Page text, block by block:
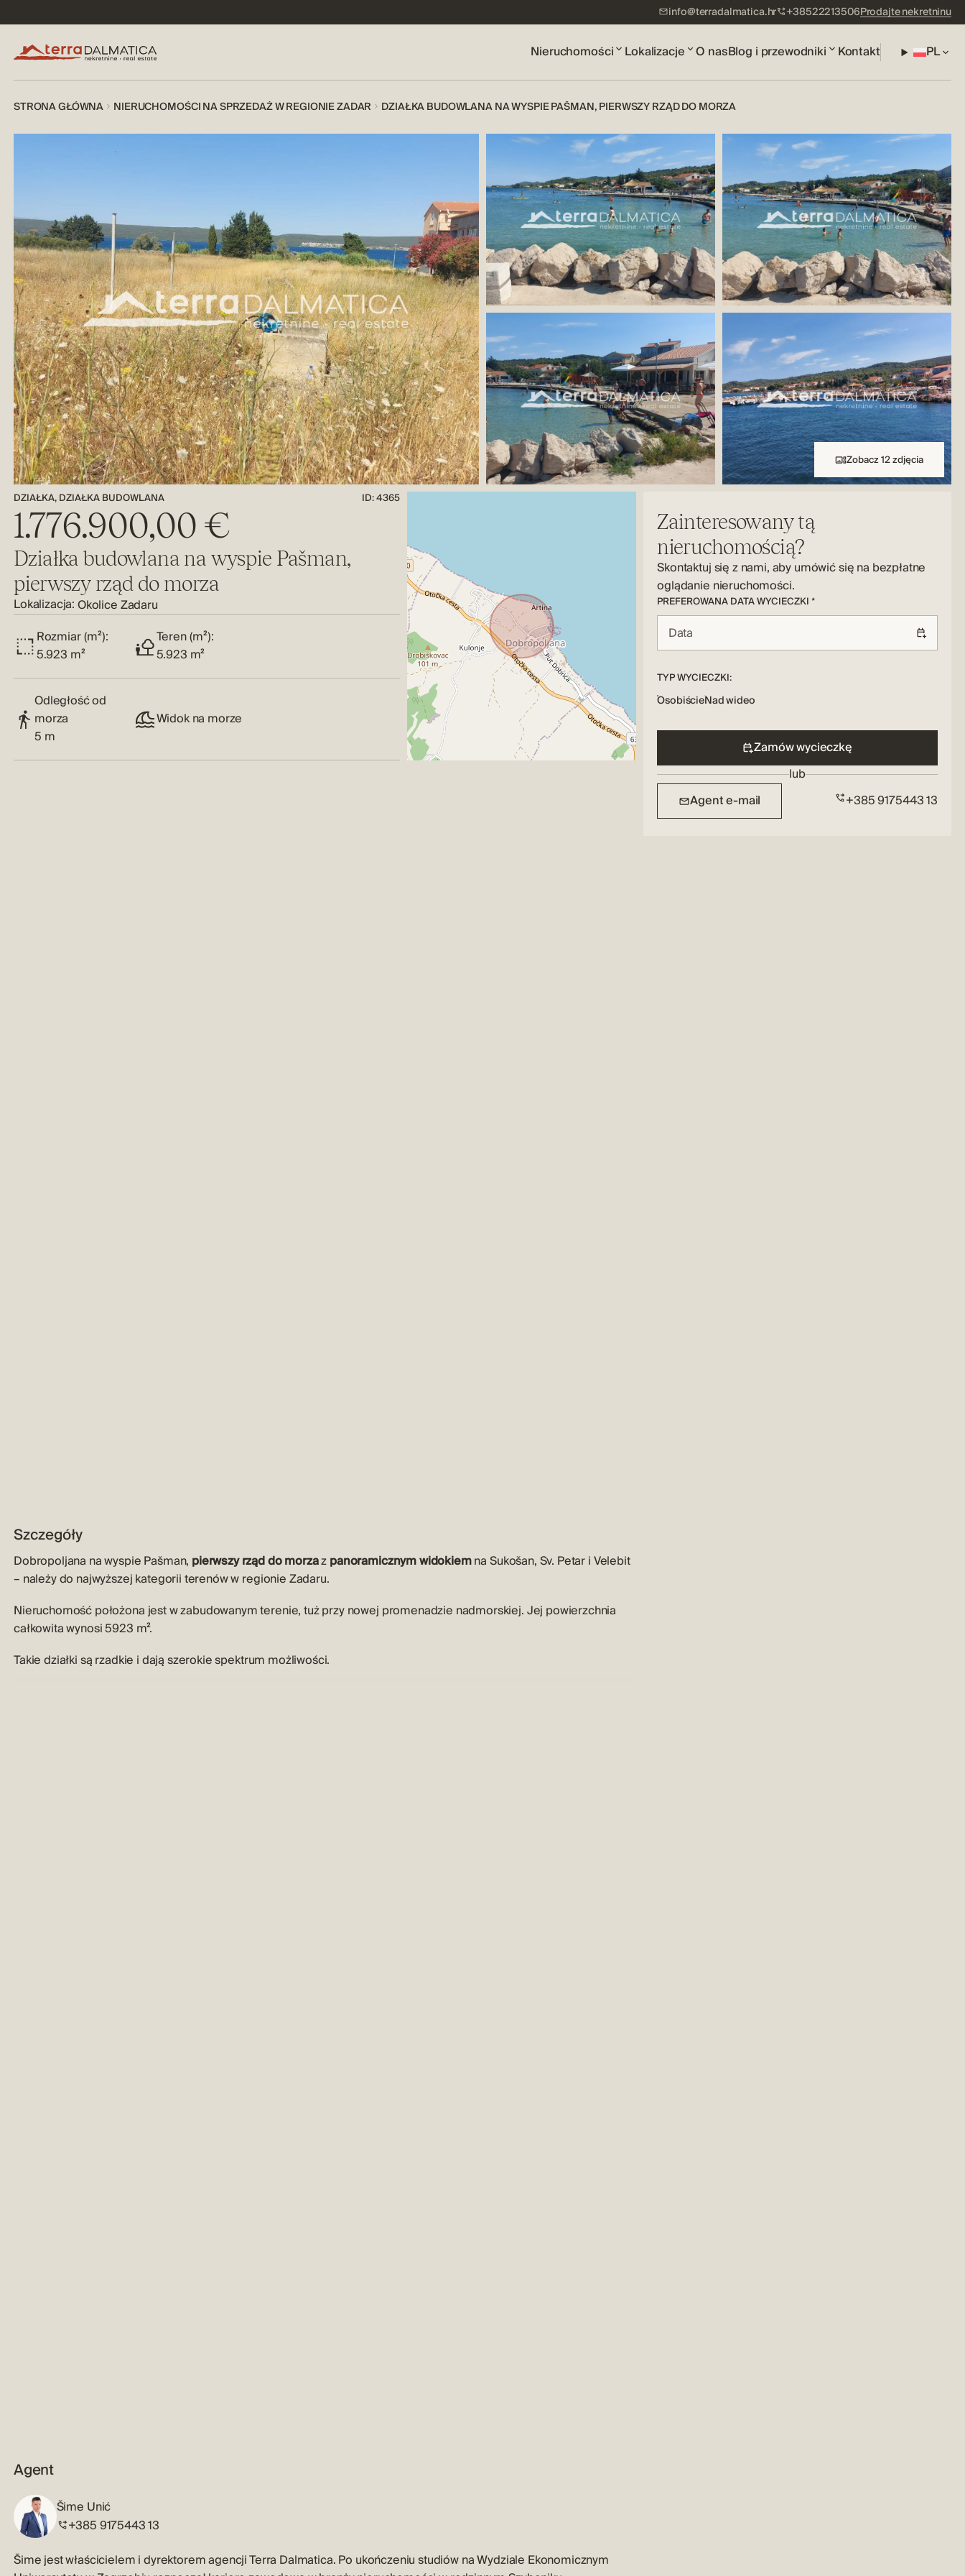
info@terradalmatica.hr +38522213506Prodajte nekretninu
Nieruchomości Lokalizacje O nasBlog i przewodniki Kontakt PL
STRONA GŁÓWNA NIERUCHOMOŚCI NA SPRZEDAŻ W REGIONIE ZADAR DZIAŁKA BUDOWLANA NA WYSPIE PAŠMAN, PIERWSZY RZĄD DO MORZA
Zobacz 12 zdjęcia
DZIAŁKA, DZIAŁKA BUDOWLANA ID: 4365
1.776.900,00 €
Działka budowlana na wyspie Pašman,
pierwszy rząd do morza
Lokalizacja:Okolice Zadaru
Rozmiar (m²):
5.923 m²
Teren (m²):
5.923 m²
Odległość od
morza
5 m
Widok na morze
Szczegóły
Dobropoljana na wyspie Pašman, pierwszy rząd do morzazpanoramicznym widokiemna Sukošan, Sv. Petar i Velebit
– należy do najwyższej kategorii terenów w regionie Zadaru.
Nieruchomość położona jest w zabudowanym terenie, tuż przy nowej promenadzie nadmorskiej. Jej powierzchnia
całkowita wynosi 5923 m².
Takie działki są rzadkie i dają szerokie spektrum możliwości.
Agent
Šime Unić
+385 9175443 13
Šime jest właścicielem i dyrektorem agencji Terra Dalmatica. Po ukończeniu studiów na Wydziale Ekonomicznym
Zainteresowany tą
nieruchomością?
Skontaktuj się z nami, aby umówić się na bezpłatne
oglądanie nieruchomości.
PREFEROWANA DATA WYCIECZKI *
TYP WYCIECZKI:
OsobiścieNad wideo
Zamów wycieczkę
lub
Agent e-mail
+385 9175443 13